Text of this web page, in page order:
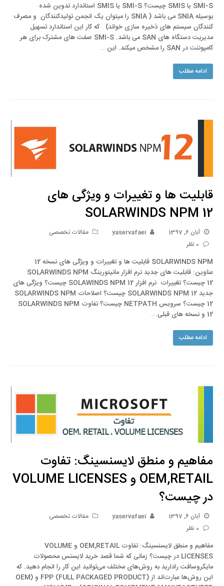
SMI-S یا SMIS چیست؟ SMI-S یا SMIS استاندارد تدوین شده
بوسیله SNIA می باشد ( SNIA را میتوان یک انجمن تولیدکنندگان و مصرف
کنندگان سیستم های ذخیره سازی خواند) که کار این استاندارد تسهیل
مدیریت دستگاه های SAN می باشد. SMI-S صفت های مشترک برای هر
کامپوننت در SAN را مشخص میکند. این…
ادامه مطلب
قابلیت ها و تغییرات و ویژگی های
SOLARWINDS NPM 12
آبان 6, 1397 yaservafaei
مقالات تخصصی
0 نظر
عناوین: قابلیت های جدید نرم افزار مانیتورینگ SOLARWINDS NPM
12 چیست؟ تغییرات نرم افزار SOLAWINDS NPM 12 چیست؟ ویژگی های
جدید SOLARWINDS NPM 12 چیست؟ اصلاحات SOLARWINDS NPM
12 چیست؟ سرویس NETPATH چیست؟ تفاوت SOLARWINDS NPM
12 و نسخه های قبلی…
ادامه مطلب
مفاهیم و منطق لایسنسینگ: تفاوت
OEM,RETAIL و VOLUME LICENSES
در چیست؟
آبان 6, 1397 yaservafaei
مقالات تخصصی
0 نظر
مفاهیم و منطق لایسنسینگ: تفاوت OEM,RETAIL و VOLUME
LICENSES در چیست؟ زمانی که شما قصد خرید لایسنس محصولات
مایکروسافت رادارید به روش‌های مختلف می‌توانید این کار را انجام دهید. که
این روش‌ها عبارت‌اند از (FPP (FULL PACKAGED PRODUCT و (OEM